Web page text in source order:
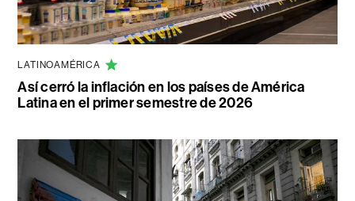
LATINOAMÉRICA
Así cerró la inflación en los países de América
Latina en el primer semestre de 2026